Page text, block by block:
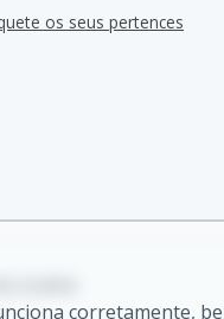
os seus pertences
corretamente,